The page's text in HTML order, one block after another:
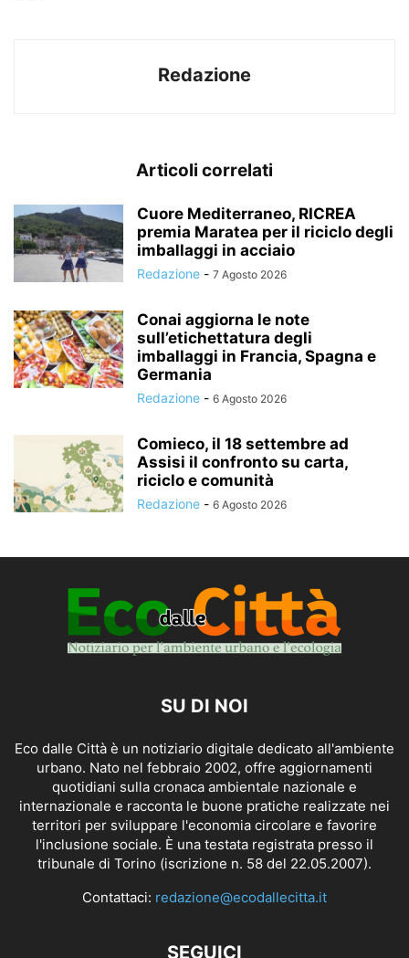
Redazione
Articoli correlati
Cuore Mediterraneo, RICREA
premia Maratea per il riciclo degli
imballaggi in acciaio
Redazione - 7 Agosto 2026
Conai aggiorna le note
sull’etichettatura degli
imballaggi in Francia, Spagna e
Germania
Redazione - 6 Agosto 2026
Comieco, il 18 settembre ad
Assisi il confronto su carta,
riciclo e comunità
Redazione - 6 Agosto 2026
SU DI NOI
Eco dalle Città è un notiziario digitale dedicato all'ambiente
urbano. Nato nel febbraio 2002, offre aggiornamenti
quotidiani sulla cronaca ambientale nazionale e
internazionale e racconta le buone pratiche realizzate nei
territori per sviluppare l'economia circolare e favorire
l'inclusione sociale. È una testata registrata presso il
tribunale di Torino (iscrizione n. 58 del 22.05.2007).
Contattaci: redazione@ecodallecitta.it
SEGUICI